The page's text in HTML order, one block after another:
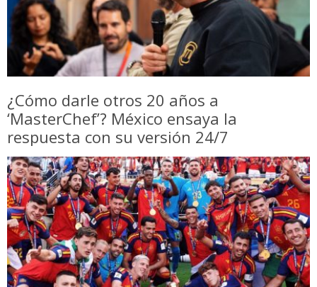
¿Cómo darle otros 20 años a
‘MasterChef’? México ensaya la
respuesta con su versión 24/7